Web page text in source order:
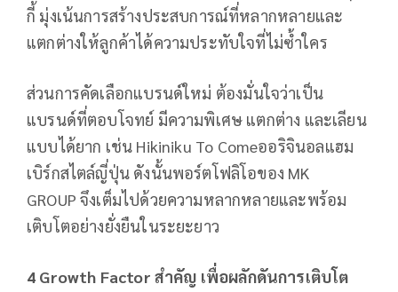
กี้ มุ่งเน้นการสร้างประสบการณ์ที่หลากหลายและ
แตกต่างให้ลูกค้าได้ความประทับใจที่ไม่ซ้ำใคร
ส่วนการคัดเลือกแบรนด์ใหม่ ต้องมั่นใจว่าเป็น
แบรนด์ที่ตอบโจทย์ มีความพิเศษ แตกต่าง และเลียน
แบบได้ยาก เช่น Hikiniku To Comeออริจินอลแฮม
เบิร์กสไตล์ญี่ปุ่น ดังนั้นพอร์ตโฟลิโอของ MK
GROUP จึงเต็มไปด้วยความหลากหลายและพร้อม
เติบโตอย่างยั่งยืนในระยะยาว
4 Growth Factor สำคัญ เพื่อผลักดันการเติบโต